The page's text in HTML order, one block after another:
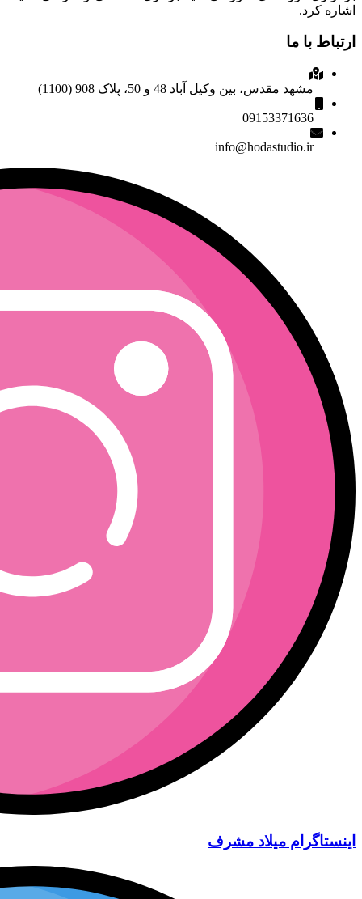
اشاره کرد.
ارتباط با ما
مشهد مقدس، بین وکیل آباد 48 و 50، پلاک 908 (1100)
info@hodastudio.ir
اینستاگرام میلاد مشرف